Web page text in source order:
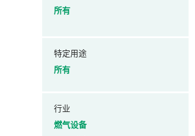
所有
特定用途
所有
行业
燃气设备